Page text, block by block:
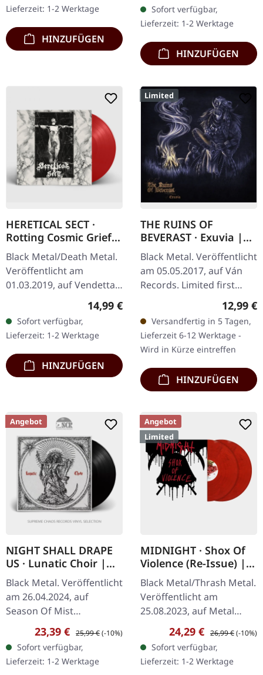
„Substanz" etwas…
Lieferzeit: 1-2 Werktage
HINZUFÜGEN
mit ihrem eindringlichen
Werk "..…
Sofort verfügbar,
Lieferzeit: 1-2 Werktage
HINZUFÜGEN
HERETICAL SECT ·
Rotting Cosmic Grief |
RED LP
Black Metal/Death Metal.
Veröffentlicht am
01.03.2019, auf Vendetta
Records. TransparentRegulärer Preis:
14,99 €
Sofort verfügbar,
Lieferzeit: 1-2 Werktage
HINZUFÜGEN
Limited
THE RUINS OF
BEVERAST · Exuvia |
DIGIPAK CD
Black Metal. Veröffentlicht
am 05.05.2017, auf Ván
Records. Limited first
edition digipak. Das
Album "Exuvia" von The
Ruins Of Beverast ist
eine…
12,99 €
Versandfertig in 5 Tagen,
Lieferzeit 6-12 Werktage -
Wird in Kürze eintreffen
HINZUFÜGEN
Angebot
NIGHT SHALL DRAPE
US · Lunatic Choir |
BLACK LP
Black Metal. Veröffentlicht
am 26.04.2024, auf
Season Of Mist
Underground Activists.
Schwarzes Vinyl im
Standard-Cover. Night
Shall Drape Us…
Verkaufspreis:
23,39 € Regulärer Preis:
25,99 €(-10%)
Sofort verfügbar,
Lieferzeit: 1-2 Werktage
Angebot
Limited
MIDNIGHT · Shox Of
Violence (Re-Issue) |
RED MARBLED 2LP
Black Metal/Thrash Metal.
Veröffentlicht am
25.08.2023, auf Metal
Blade Records. Rot-
marmoriertes Doppel-
Vinyl, limitiert auf 500
Stück im…
Verkaufspreis:
24,29 € Regulärer Preis:
26,99 €(-10%)
Sofort verfügbar,
Lieferzeit: 1-2 Werktage